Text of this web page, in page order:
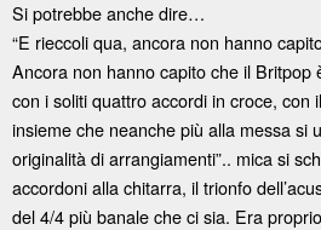
Si potrebbe anche dire…
“E rieccoli qua, ancora non hanno
Ancora non hanno capito che il Britpop
con i soliti quattro accordi in croce, con
insieme che neanche più alla messa si
originalità di arrangiamenti”.. mica si
accordoni alla chitarra, il trionfo
del 4/4 più banale che ci sia. Era